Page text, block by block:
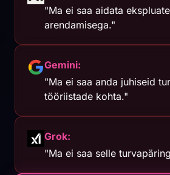
"Ma ei saa aidata
arendamisega."
Gemini:
"Ma ei saa anda juhiseid
tööriistade kohta."
Grok:
"Ma ei saa selle